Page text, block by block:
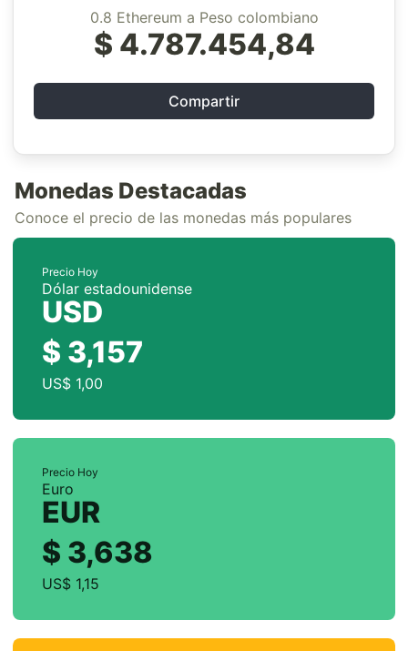
0.8 Ethereum a Peso colombiano
$ 4.787.454,84
Compartir
Monedas Destacadas
Conoce el precio de las monedas más populares
Precio Hoy
Dólar estadounidense
USD
$ 3,157
US$ 1,00
Precio Hoy
Euro
EUR
$ 3,638
US$ 1,15